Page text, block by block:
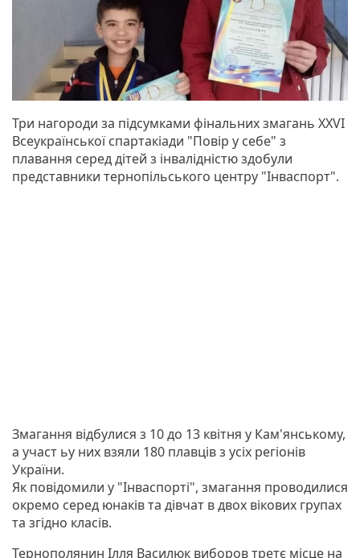
Три нагороди за підсумками фінальних змагань ХХVІ
Всеукраїнської спартакіади "Повір у себе" з
плавання серед дітей з інвалідністю здобули
представники тернопільського центру "Інваспорт".
Змагання відбулися з 10 до 13 квітня у Кам'янському,
а участ ьу них взяли 180 плавців з усіх регіонів
України.
Як повідомили у "Інваспорті", змагання проводилися
окремо серед юнаків та дівчат в двох вікових групах
та згідно класів.
Тернополянин Ілля Василюк виборов третє місце на